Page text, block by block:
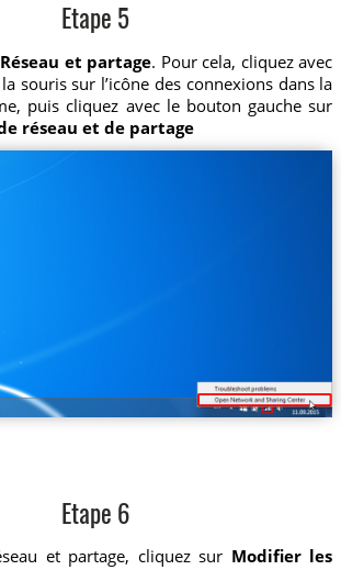
Etape 5
et partage. Pour cela, cliquez avec
souris sur l’icône des connexions dans la
puis cliquez avec le bouton gauche sur
réseau et de partage
Etape 6
et partage, cliquez sur Modifier les